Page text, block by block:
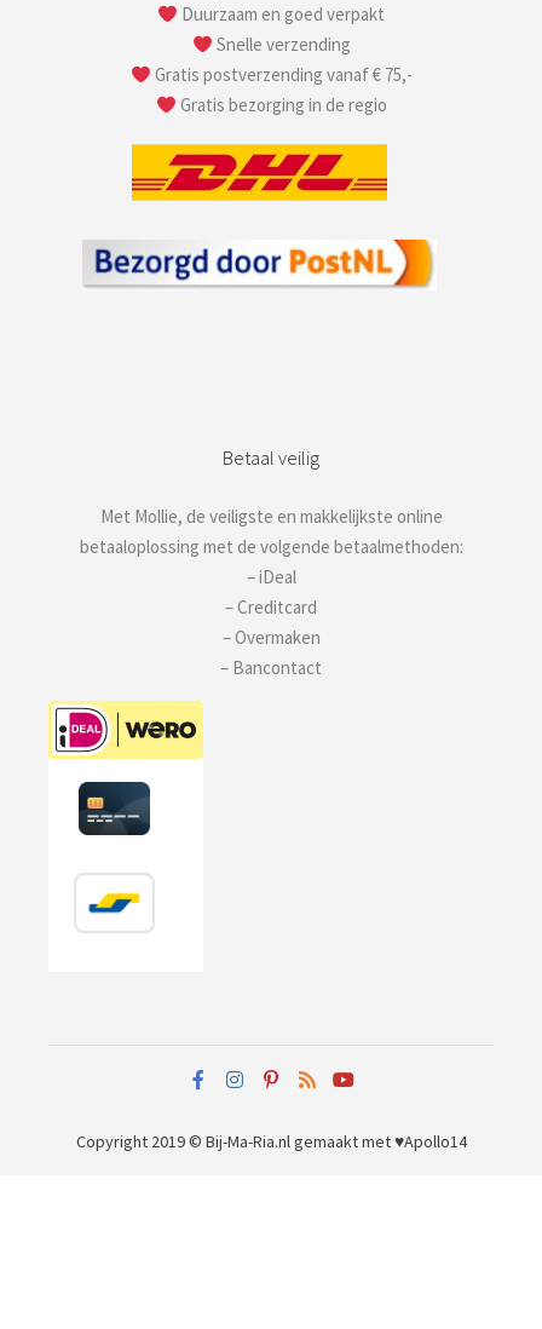
Duurzaam en goed verpakt
Snelle verzending
Gratis postverzending vanaf € 75,-
Gratis bezorging in de regio
Betaal veilig
Met Mollie, de veiligste en makkelijkste online
betaaloplossing met de volgende betaalmethoden:
– iDeal
– Creditcard
– Overmaken
– Bancontact
Copyright 2019 © Bij-Ma-Ria.nlgemaakt met ♥Apollo14